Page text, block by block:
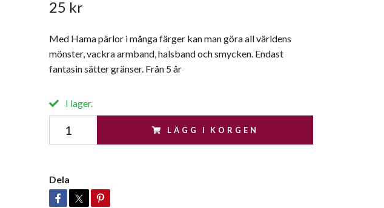
25 kr
Med Hama pärlor i många färger kan man göra all världens
mönster, vackra armband, halsband och smycken. Endast
fantasin sätter gränser. Från 5 år
I lager.
LÄGG I KORGEN
Dela